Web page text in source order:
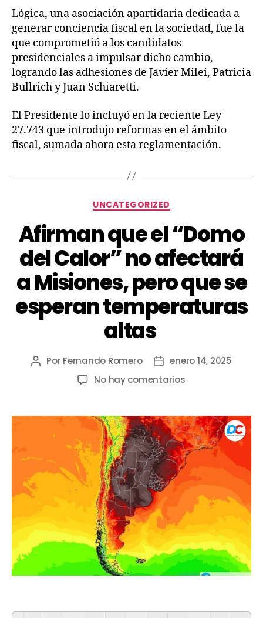
Lógica, una asociación apartidaria dedicada a
generar conciencia fiscal en la sociedad, fue la
que comprometió a los candidatos
presidenciales a impulsar dicho cambio,
logrando las adhesiones de Javier Milei, Patricia
Bullrich y Juan Schiaretti.
El Presidente lo incluyó en la reciente Ley
27.743 que introdujo reformas en el ámbito
fiscal, sumada ahora esta reglamentación.
UNCATEGORIZED
Afirman que el “Domo
del Calor” no afectará
a Misiones, pero que se
esperan temperaturas
altas
Por Fernando Romero
enero 14, 2025
No hay comentarios